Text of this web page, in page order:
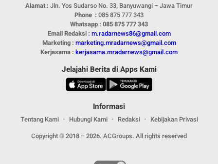
Alamat : Jln. Yos Sudarso No. 33, Banyuwangi – Jawa Timur
Phone : 085 875 777 343
Whatsapp : 085 875 777 343
Email Redaksi : m.radarnews86@gmail.com
Marketing : marketing.mradarnews@gmail.com
Kerjasama : kerjasama.mradarnews@gmail.com
Jelajahi Berita di Apps Kami
Informasi
Tentang Kami Hubungi Kami Redaksi
Kebijakan Privasi
Copyright © 2018 – 2026. ACGroups. All rights reserved